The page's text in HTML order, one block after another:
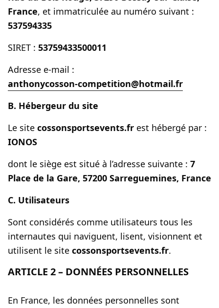
France, et immatriculée au numéro suivant :
537594335
SIRET : 53759433500011
Adresse e-mail :
anthonycosson-competition@hotmail.fr
B. Hébergeur du site
Le site cossonsportsevents.fr est hébergé par :
IONOS
dont le siège est situé à l’adresse suivante : 7
Place de la Gare, 57200 Sarreguemines, France
C. Utilisateurs
Sont considérés comme utilisateurs tous les
internautes qui naviguent, lisent, visionnent et
utilisent le site cossonsportsevents.fr.
ARTICLE 2 – DONNÉES PERSONNELLES
En France, les données personnelles sont